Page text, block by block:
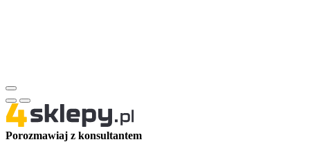
Porozmawiaj z konsultantem